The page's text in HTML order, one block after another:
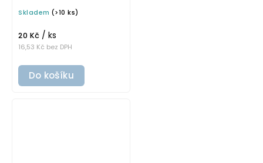
omyvatelná samolepka
Skladem (>10 ks)
16,53 Kč bez DPH
20 Kč / ks
Do košíku